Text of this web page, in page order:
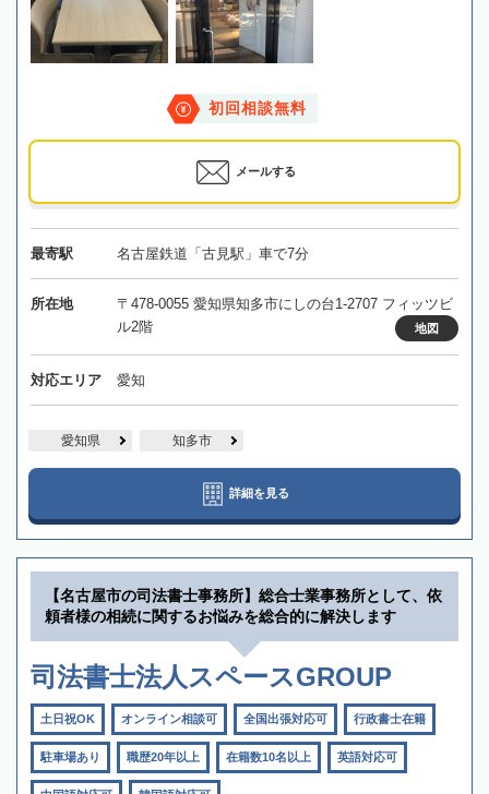
初回相談無料
メールする
最寄駅 名古屋鉄道「古見駅」車で7分
所在地
〒478-0055 愛知県知多市にしの台1-2707 フィッツビ
ル2階
地図
対応エリア 愛知
愛知県 知多市
詳細を見る
【名古屋市の司法書士事務所】総合士業事務所として、依
頼者様の相続に関するお悩みを総合的に解決します
司法書士法人スペースGROUP
土日祝OK オンライン相談可 全国出張対応可 行政書士在籍
駐車場あり 職歴20年以上 在籍数10名以上 英語対応可